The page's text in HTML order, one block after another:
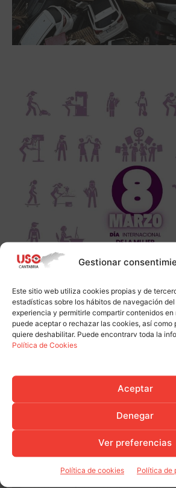
Gestionar
Este sitio web utiliza cookies propias y de
estadísticas sobre los hábitos de navegación del
experiencia y permitirle compartir contenidos en
puede aceptar o rechazar las cookies, así como
quiere deshabilitar. Puede encontrarv toda la
Política de Cookies
Aceptar
Denegar
Ver preferencias
Política de cookies Política de